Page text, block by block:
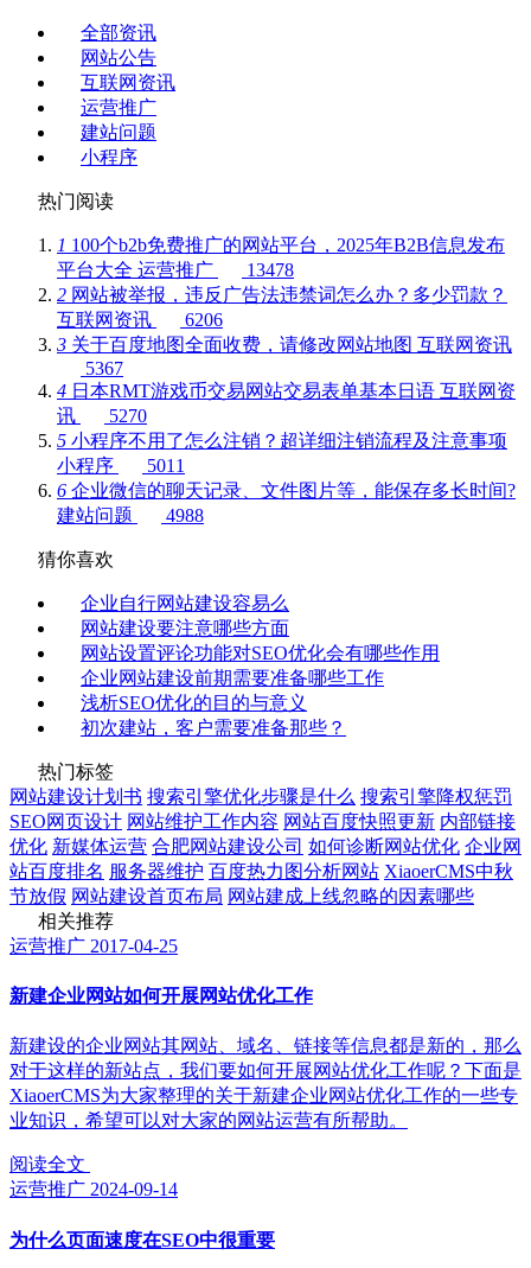
全部资讯
网站公告
互联网资讯
运营推广
建站问题
小程序
热门阅读
1 100个b2b免费推广的网站平台，2025年B2B信息发布
平台大全 运营推广
13478
2 网站被举报，违反广告法违禁词怎么办？多少罚款？
互联网资讯
6206
3 关于百度地图全面收费，请修改网站地图 互联网资讯
5367
4 日本RMT游戏币交易网站交易表单基本日语 互联网资
讯
5270
5 小程序不用了怎么注销？超详细注销流程及注意事项
小程序
5011
6 企业微信的聊天记录、文件图片等，能保存多长时间?
建站问题
4988
猜你喜欢
企业自行网站建设容易么
网站建设要注意哪些方面
网站设置评论功能对SEO优化会有哪些作用
企业网站建设前期需要准备哪些工作
浅析SEO优化的目的与意义
初次建站，客户需要准备那些？
热门标签
网站建设计划书 搜索引擎优化步骤是什么 搜索引擎降权惩罚
SEO网页设计 网站维护工作内容 网站百度快照更新 内部链接
优化 新媒体运营 合肥网站建设公司 如何诊断网站优化 企业网
站百度排名 服务器维护 百度热力图分析网站 XiaoerCMS中秋
节放假 网站建设首页布局 网站建成上线忽略的因素哪些
相关推荐
运营推广 2017-04-25
新建企业网站如何开展网站优化工作
新建设的企业网站其网站、域名、链接等信息都是新的，那么
对于这样的新站点，我们要如何开展网站优化工作呢？下面是
XiaoerCMS为大家整理的关于新建企业网站优化工作的一些专
业知识，希望可以对大家的网站运营有所帮助。
阅读全文
运营推广 2024-09-14
为什么页面速度在SEO中很重要